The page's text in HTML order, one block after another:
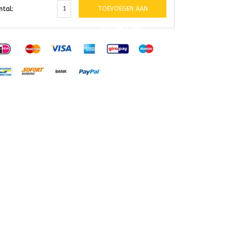
TOEVOEGEN AAN
WINKELWAGEN